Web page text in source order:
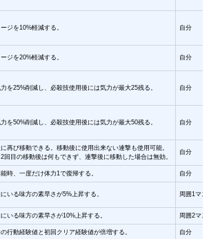
ジを10%軽減する。 自分
ジを20%軽減する。 自分
を25%削減し、必殺技使用後には気力が最大25残る。 自分
を50%削減し、必殺技使用後には気力が最大50残る。 自分
再び移動できる。移動後に使用出来ない連撃も使用可能。
回目の移動後は何もできず、連撃後に移動した場合は無効。
自分
時、一度だけ体力1で復帰する。 自分
いる味方の素早さが5%上昇する。 周囲1マス
いる味方の素早さが10%上昇する。 周囲2マス
行動経験値と初回クリア経験値が倍増する。 自分